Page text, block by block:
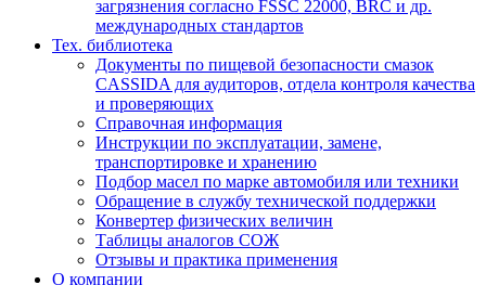
загрязнения согласно FSSC 22000, BRC и др.
международных стандартов
Тех. библиотека
Документы по пищевой безопасности смазок
CASSIDA для аудиторов, отдела контроля качества
и проверяющих
Справочная информация
Инструкции по эксплуатации, замене,
транспортировке и хранению
Подбор масел по марке автомобиля или техники
Обращение в службу технической поддержки
Конвертер физических величин
Таблицы аналогов СОЖ
Отзывы и практика применения
О компании